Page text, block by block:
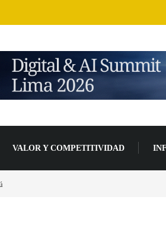
VALOR Y COMPETITIVIDAD